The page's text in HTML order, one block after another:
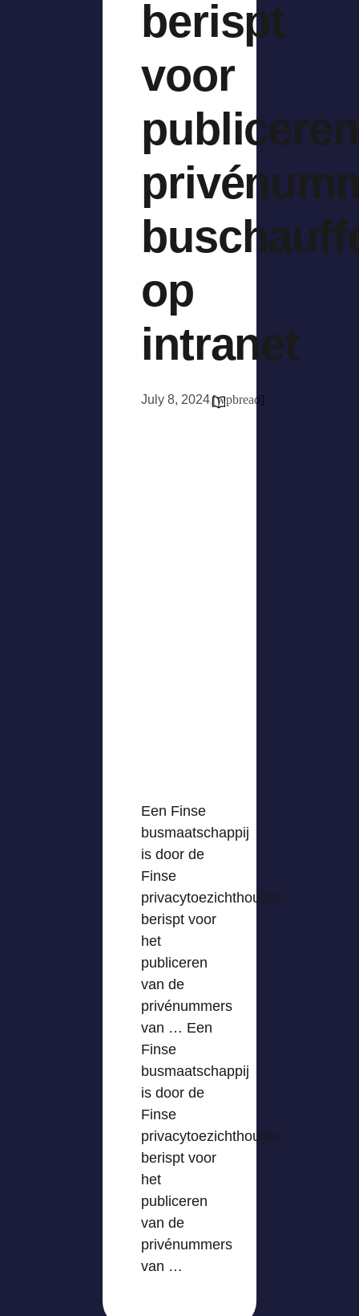
berispt
voor
publiceren
op
intranet
July 8, 2024[wpbread]
Een Finse
busmaatschappij
is door de
Finse
privacytoezichthouder
berispt voor
het
publiceren
van de
privénummers
van … Een
Finse
busmaatschappij
is door de
Finse
privacytoezichthouder
berispt voor
het
publiceren
van de
privénummers
van …